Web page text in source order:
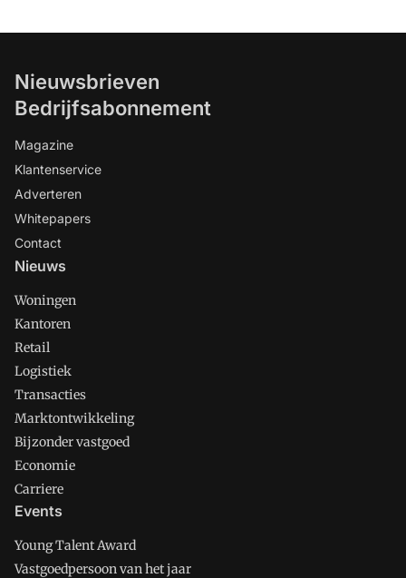
Nieuwsbrieven
Bedrijfsabonnement
Magazine
Klantenservice
Adverteren
Whitepapers
Contact
Nieuws
Woningen
Kantoren
Retail
Logistiek
Transacties
Marktontwikkeling
Bijzonder vastgoed
Economie
Carriere
Events
Young Talent Award
Vastgoedpersoon van het jaar